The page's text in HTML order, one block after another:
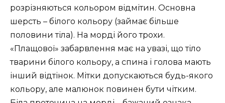
розрізняються кольором відмітин. Основна
шерсть – білого кольору (займає більше
половини тіла). На морді його трохи.
«Плащової» забарвлення має на увазі, що тіло
тварини білого кольору, а спина і голова мають
інший відтінок. Мітки допускаються будь-якого
кольору, але малюнок повинен бути чітким.